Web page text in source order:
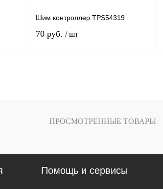
Шим контроллер TPS54319
70 руб. / шт
наличии
ПРОСМОТРЕННЫЕ ТОВАРЫ
Помощь и сервисы